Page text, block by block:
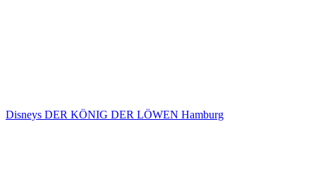
Disneys DER KÖNIG DER LÖWEN Hamburg